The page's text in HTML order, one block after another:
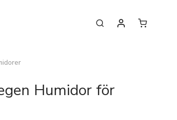
Humidor för